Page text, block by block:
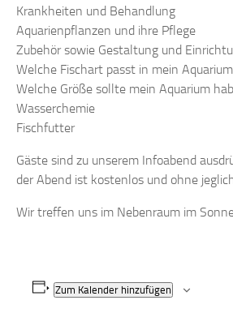
Krankheiten und Behandlung
Aquarienpflanzen und ihre Pflege
Zubehör sowie Gestaltung und
Welche Fischart passt in mein Aquarium
Welche Größe sollte mein Aquarium
Wasserchemie
Fischfutter
Gäste sind zu unserem Infoabend
der Abend ist kostenlos und ohne
Wir treffen uns im Nebenraum im
Zum Kalender hinzufügen